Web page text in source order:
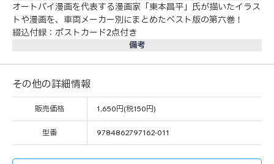
オートバイ漫画を代表する漫画家「東本昌平」氏が描いたイラス
トや漫画を、車両メーカー別にまとめたベスト版の第六巻！
綴込付録：ポストカード2点付き
備考
その他の詳細情報
販売価格 1,650円(税150円)
型番 9784862797162-011